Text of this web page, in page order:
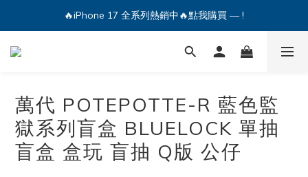
🔥iPhone 17 全系列熱銷中🔥點我購買 — !
🔥iPhone 17 全系列熱銷中🔥點我購買 — !
💕加入Q哥 Line 新好友領優惠券！🎫
萬代 POTEPOTTE-R 藍色監
獄系列盲盒 BLUELOCK 單抽
盲盒 盒玩 盲抽 Q版 公仔